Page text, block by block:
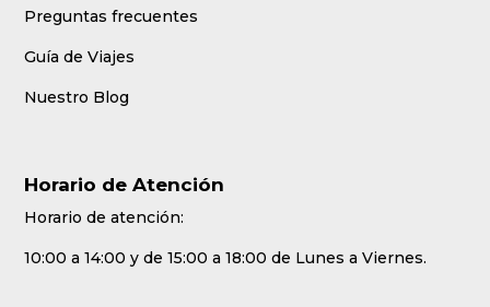
Preguntas frecuentes
Guía de Viajes
Nuestro Blog
Horario de Atención
Horario de atención:
10:00 a 14:00 y de 15:00 a 18:00 de Lunes a Viernes.